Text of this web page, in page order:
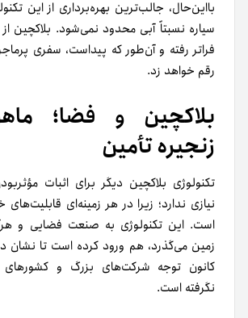
بااین‌حال، جالب‌ترین بهره‌‌برداری از این
سیاره‌ نسبتاً آبی محدود نمی‌شود. بلاکچین
فراتر رفته و آن‌طور که پیداست، سفری
رقم خواهد زد.
بلاکچین و فضا؛
زنجیره تأمین
تکنولوژی بلاکچین دیگر برای اثبات
نیازی ندارد؛ زیرا در هر زمینه‌ای
است. این تکنولوژی به صنعت فضایی و
زمین می‌گذرد، هم ورود کرده است تا نشان
کانون توجه شرکت‌های بزرگ و کشورهای
نگرفته است.